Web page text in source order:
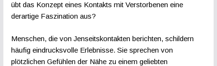
übt das Konzept eines Kontakts mit Verstorbenen eine
derartige Faszination aus?
Menschen, die von Jenseitskontakten berichten, schildern
häufig eindrucksvolle Erlebnisse. Sie sprechen von
plötzlichen Gefühlen der Nähe zu einem geliebten